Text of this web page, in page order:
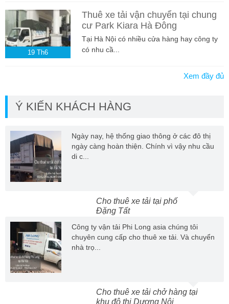
19 Th6
Thuê xe tải vận chuyển tại chung
cư Park Kiara Hà Đông
Tại Hà Nội có nhiều cửa hàng hay công ty
có nhu cầ...
Xem đầy đủ
Ý KIẾN KHÁCH HÀNG
Ngày nay, hệ thống giao thông ở các đô thị
ngày càng hoàn thiện. Chính vì vậy nhu cầu
di c...
Cho thuê xe tải tại phố
Đặng Tất
Công ty vận tải Phi Long asia chúng tôi
chuyên cung cấp cho thuê xe tải. Và chuyển
nhà trọ...
Cho thuê xe tải chở hàng tại
khu đô thị Dương Nội